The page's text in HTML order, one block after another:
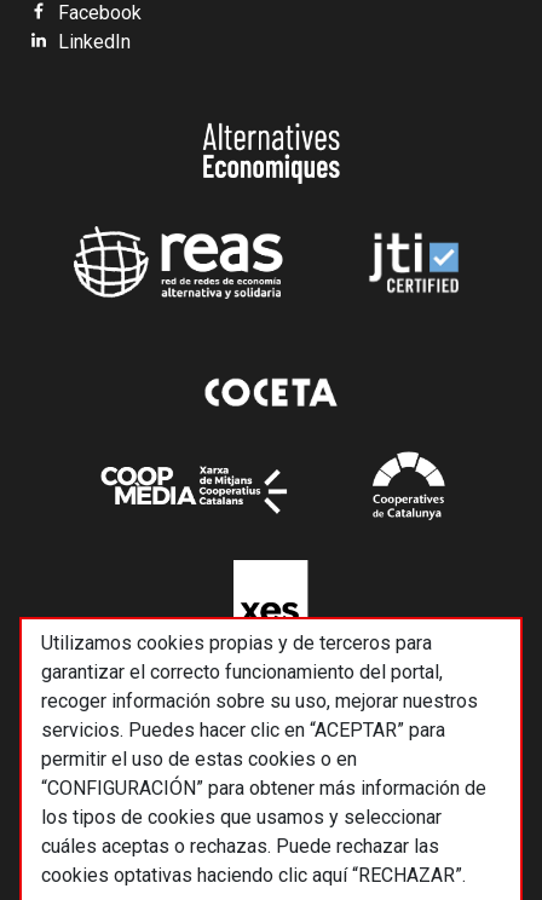
Utilizamos cookies propias y de terceros para
garantizar el correcto funcionamiento del portal,
recoger información sobre su uso, mejorar nuestros
servicios. Puedes hacer clic en “ACEPTAR” para
permitir el uso de estas cookies o en
“CONFIGURACIÓN” para obtener más información de
los tipos de cookies que usamos y seleccionar
cuáles aceptas o rechazas. Puede rechazar las
cookies optativas haciendo clic aquí “RECHAZAR”.
Facebook
LinkedIn
© 2026 Alternativas económicas SCCL